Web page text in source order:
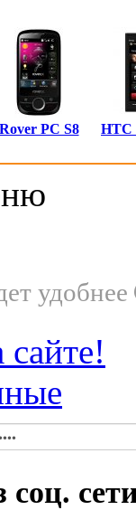
Rover PC S8 HTC
удобнее
сайте!
соц.